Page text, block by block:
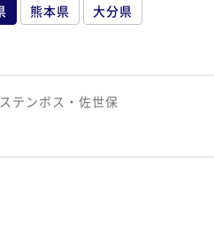
熊本県
大分県
テンボス・佐世保